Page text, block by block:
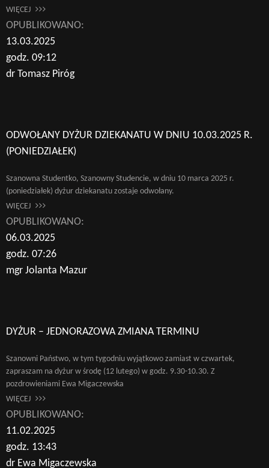
WIĘCEJ
OPUBLIKOWANO:
13.03.2025
godz. 09:12
dr Tomasz Piróg
ODWOŁANY DYŻUR DZIEKANATU W DNIU 10.03.2025 R.
(PONIEDZIAŁEK)
Szanowna Studentko, Szanowny Studencie, w dniu 10 marca 2025 r.
(poniedziałek) dyżur dziekanatu zostaje odwołany.
WIĘCEJ
OPUBLIKOWANO:
06.03.2025
godz. 07:26
mgr Jolanta Mazur
DYŻUR – JEDNORAZOWA ZMIANA TERMINU
Szanowni Państwo, w tym tygodniu wyjątkowo zamiast w czwartek,
zapraszam na dyżur w środę (12 lutego) w godz. 9.30-10.30. Z
pozdrowieniami Ewa Migaczewska
WIĘCEJ
OPUBLIKOWANO:
11.02.2025
godz. 13:43
dr Ewa Migaczewska